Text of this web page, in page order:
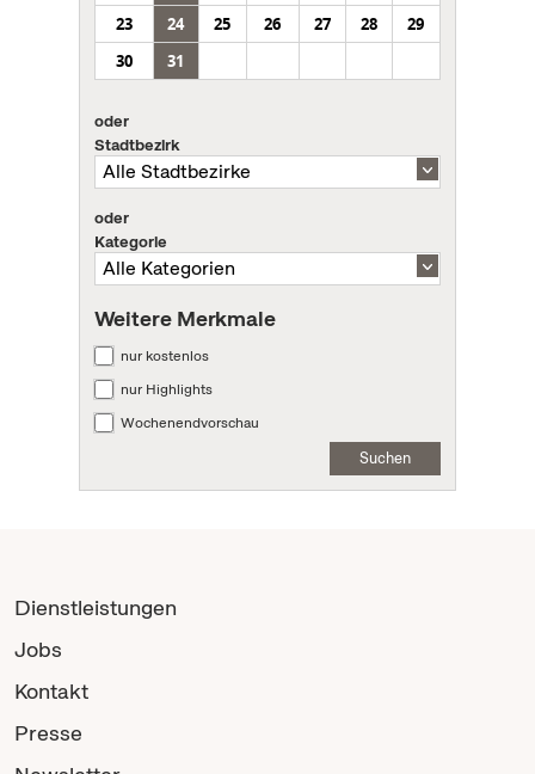
23
24 25 26 27 28
29
30
31
oder
Stadtbezirk
oder
Kategorie
Weitere Merkmale
nur kostenlos
nur Highlights
Wochenendvorschau
Suchen
Dienstleistungen
Jobs
Kontakt
Presse